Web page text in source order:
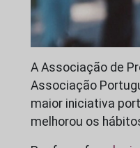
A Associação de
Associação
maior iniciativa
melhorou os